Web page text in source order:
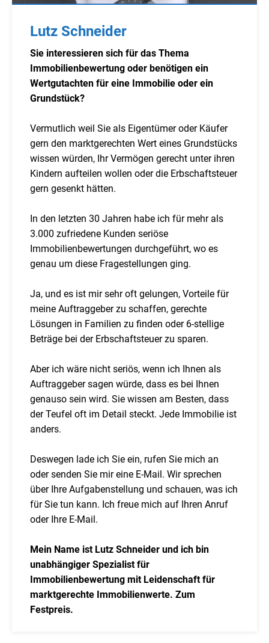
Lutz Schneider
Sie interessieren sich für das Thema
Immobilienbewertung oder benötigen ein
Wertgutachten für eine Immobilie oder ein
Grundstück?
Vermutlich weil Sie als Eigentümer oder Käufer
gern den marktgerechten Wert eines Grundstücks
wissen würden, Ihr Vermögen gerecht unter ihren
Kindern aufteilen wollen oder die Erbschaftsteuer
gern gesenkt hätten.
In den letzten 30 Jahren habe ich für mehr als
3.000 zufriedene Kunden seriöse
Immobilienbewertungen durchgeführt, wo es
genau um diese Fragestellungen ging.
Ja, und es ist mir sehr oft gelungen, Vorteile für
meine Auftraggeber zu schaffen, gerechte
Lösungen in Familien zu finden oder 6-stellige
Beträge bei der Erbschaftsteuer zu sparen.
Aber ich wäre nicht seriös, wenn ich Ihnen als
Auftraggeber sagen würde, dass es bei Ihnen
genauso sein wird. Sie wissen am Besten, dass
der Teufel oft im Detail steckt. Jede Immobilie ist
anders.
Deswegen lade ich Sie ein, rufen Sie mich an
oder senden Sie mir eine E-Mail. Wir sprechen
über Ihre Aufgabenstellung und schauen, was ich
für Sie tun kann. Ich freue mich auf Ihren Anruf
oder Ihre E-Mail.
Mein Name ist Lutz Schneider und ich bin
unabhängiger Spezialist für
Immobilienbewertung mit Leidenschaft für
marktgerechte Immobilienwerte. Zum
Festpreis.